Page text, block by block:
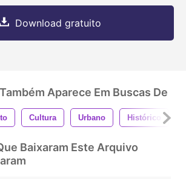
Download gratuito
Aparece Em Buscas De
Cultura Urbano Histórico
Baixaram Este Arquivo